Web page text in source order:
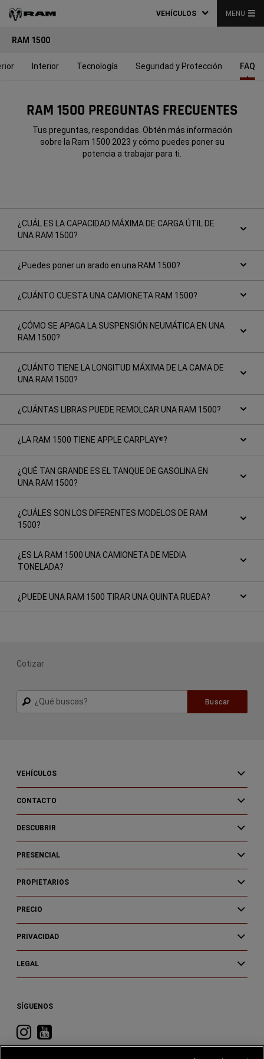
VEHÍCULOS MENU
RAM 1500
Interior Tecnología Seguridad y Protección FAQ
RAM 1500 PREGUNTAS FRECUENTES
Tus preguntas, respondidas. Obtén más información
sobre la Ram 1500 2023 y cómo puedes poner su
potencia a trabajar para ti.
¿CUÁL ES LA CAPACIDAD MÁXIMA DE CARGA ÚTIL DE
UNA RAM 1500?
¿Puedes poner un arado en una RAM 1500?
¿CUÁNTO CUESTA UNA CAMIONETA RAM 1500?
¿CÓMO SE APAGA LA SUSPENSIÓN NEUMÁTICA EN UNA
RAM 1500?
¿CUÁNTO TIENE LA LONGITUD MÁXIMA DE LA CAMA DE
UNA RAM 1500?
¿CUÁNTAS LIBRAS PUEDE REMOLCAR UNA RAM 1500?
¿LA RAM 1500 TIENE APPLE CARPLAY®?
¿QUÉ TAN GRANDE ES EL TANQUE DE GASOLINA EN
UNA RAM 1500?
¿CUÁLES SON LOS DIFERENTES MODELOS DE RAM
1500?
¿ES LA RAM 1500 UNA CAMIONETA DE MEDIA
TONELADA?
¿PUEDE UNA RAM 1500 TIRAR UNA QUINTA RUEDA?
Cotizar
Buscar
Buscar
VEHÍCULOS
CONTACTO
DESCUBRIR
PRESENCIAL
PROPIETARIOS
PRECIO
PRIVACIDAD
LEGAL
SÍGUENOS
Visita
RAM
Visita
RAM